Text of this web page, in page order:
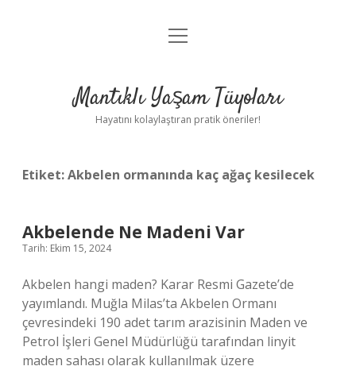
Anasayfa
Yasal Uyarı
menüyü
Mantıklı Yaşam Tüyoları
Hayatını kolaylaştıran pratik öneriler!
Etiket:Akbelen ormanında kaç ağaç kesilecek
Akbelende Ne Madeni Var
Tarih: Ekim 15, 2024
Akbelen hangi maden? Karar Resmi Gazete’de
yayımlandı. Muğla Milas’ta Akbelen Ormanı
çevresindeki 190 adet tarım arazisinin Maden ve
Petrol İşleri Genel Müdürlüğü tarafından linyit
maden sahası olarak kullanılmak üzere